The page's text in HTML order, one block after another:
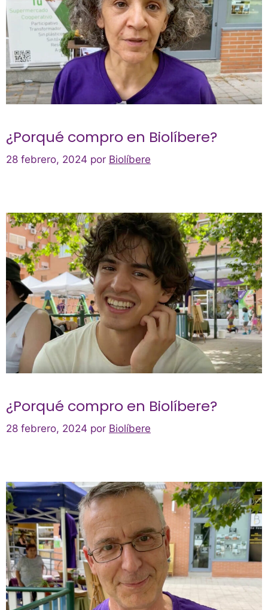
¿Porqué compro en Biolíbere?
28 febrero, 2024 por Biolíbere
¿Porqué compro en Biolíbere?
28 febrero, 2024 por Biolíbere